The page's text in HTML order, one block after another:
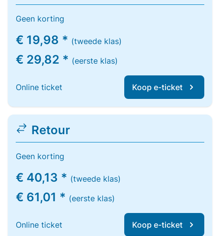
Geen korting
€ 19,98 * (tweede klas)
€ 29,82 * (eerste klas)
Online ticket Koop e-ticket
Retour
Geen korting
€ 40,13 * (tweede klas)
€ 61,01 * (eerste klas)
Online ticket Koop e-ticket